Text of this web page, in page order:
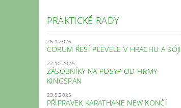
PRAKTICKÉ RADY
26.1.2026
CORUM ŘEŠÍ PLEVELE V HRACHU A SÓJI
22.10.2025
ZÁSOBNÍKY NA POSYP OD FIRMY
KINGSPAN
23.5.2025
PŘÍPRAVEK KARATHANE NEW KONČÍ